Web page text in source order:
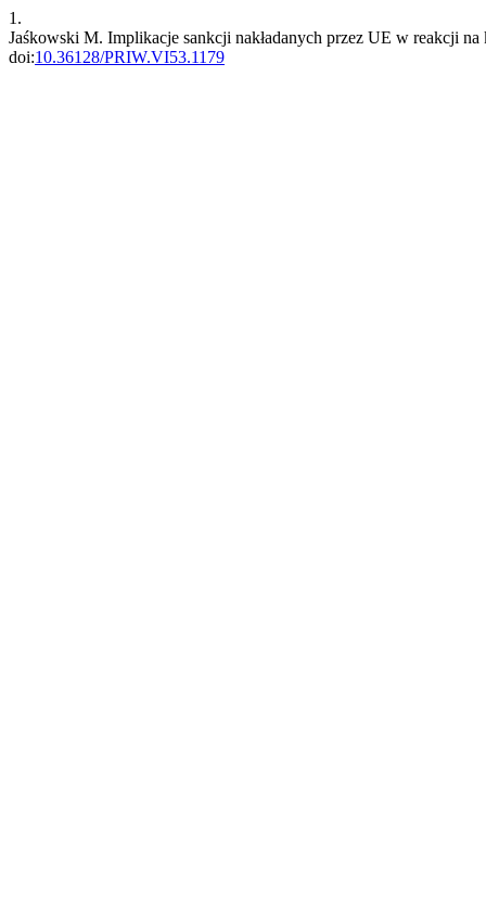
1.
Jaśkowski M. Implikacje sankcji nakładanych przez UE w reakcji
doi:10.36128/PRIW.VI53.1179